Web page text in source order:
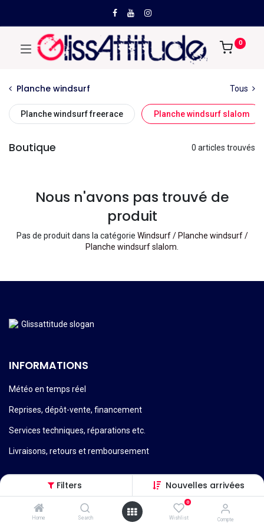
Filters Nouvelles arrivées
Home Search
0
Wishlist Compte
0
Planche windsurf Tous
Planche windsurf freerace Planche windsurf slalom
Boutique 0 articles trouvés
Nous n'avons pas trouvé de
produit
Pas de produit dans la catégorie Windsurf / Planche windsurf /
Planche windsurf slalom
INFORMATIONS
Météo en temps réel
Reprises, dépôt-vente, financement
Services techniques, réparations etc.
Livraisons, retours et remboursement
Conditions générales de vente